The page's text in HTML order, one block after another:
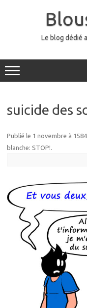
Le blog dédié
suicide des
Publié le 1 novembre à
blanche: STOP!.